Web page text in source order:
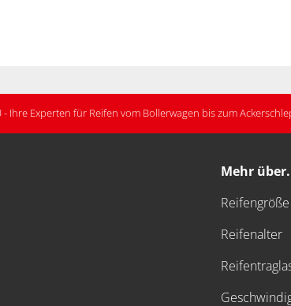
- Ihre Experten für Reifen vom Bollerwagen bis zum
Mehr
Reifengröße
Reifenalter